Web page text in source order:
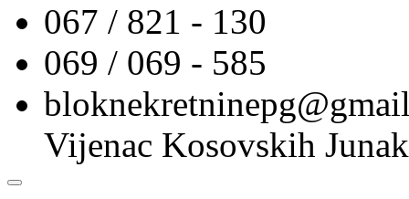
067 / 821 - 130
069 / 069 - 585
Vijenac Kosovskih